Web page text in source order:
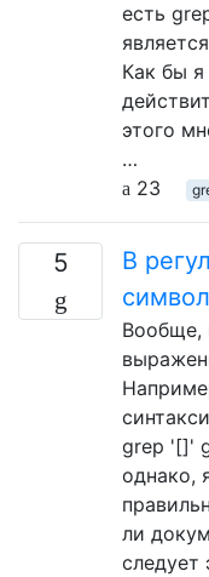
есть
Как бы я
этого
…
23
5
В
Вообще,
grep '[]'
однако,
ли
следует